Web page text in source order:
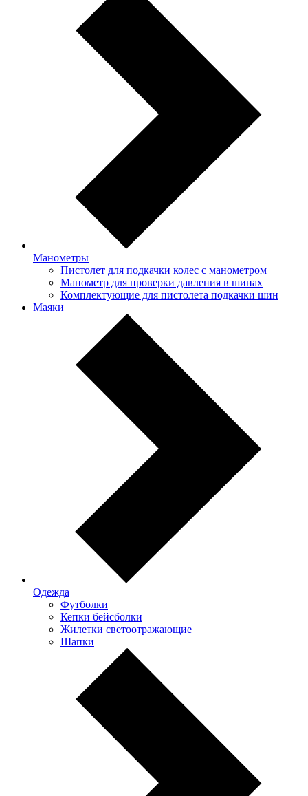
Манометры
Пистолет для подкачки колес с манометром
Манометр для проверки давления в шинах
Комплектующие для пистолета подкачки шин
Маяки
Одежда
Футболки
Кепки бейсболки
Жилетки светоотражающие
Шапки